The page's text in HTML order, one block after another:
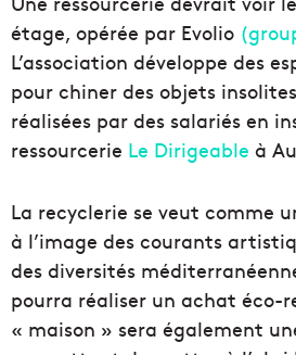
étage, opérée par Evolio
L’association développe des
pour chiner des objets
réalisées par des salariés en
ressourcerie Le Dirigeable à
La recyclerie se veut comme
à l’image des courants
des diversités
pourra réaliser un achat éco-
« maison » sera également